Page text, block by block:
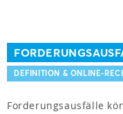
DEFINITION & ONLINE-
Forderungsausfälle